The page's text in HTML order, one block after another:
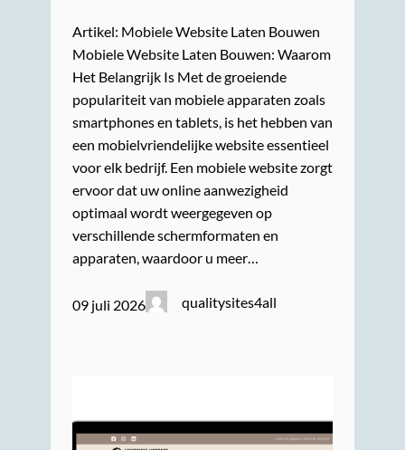
Artikel: Mobiele Website Laten Bouwen
Mobiele Website Laten Bouwen: Waarom
Het Belangrijk Is Met de groeiende
populariteit van mobiele apparaten zoals
smartphones en tablets, is het hebben van
een mobielvriendelijke website essentieel
voor elk bedrijf. Een mobiele website zorgt
ervoor dat uw online aanwezigheid
optimaal wordt weergegeven op
verschillende schermformaten en
apparaten, waardoor u meer…
09 juli 2026 qualitysites4all